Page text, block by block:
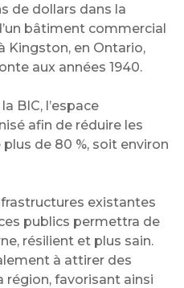
de dollars dans la
bâtiment commercial
Kingston, en Ontario,
aux années 1940.
BIC, l’espace
afin de réduire les
de 80 %, soit environ
existantes
publics permettra de
résilient et plus sain.
à attirer des
favorisant ainsi